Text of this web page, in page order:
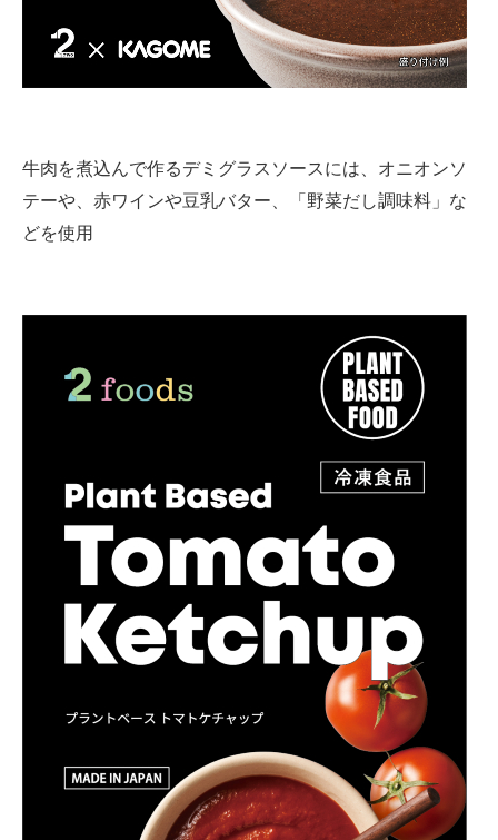
牛肉を煮込んで作るデミグラスソースには、オニオンソ
テーや、赤ワインや豆乳バター、「野菜だし調味料」な
どを使用